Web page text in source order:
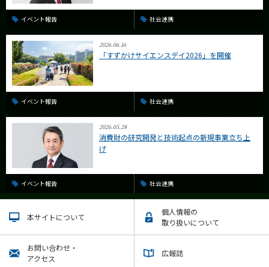
イベント報告 社会連携
2026.06.16
「すずかけサイエンスデイ2026」を開催
イベント報告 社会連携
2026.05.28
消費財の研究開発と技術起点の新規事業立ち上
げ
イベント報告 社会連携
本サイトについて
個人情報の
取り扱いについて
お問い合わせ・
アクセス
広報誌